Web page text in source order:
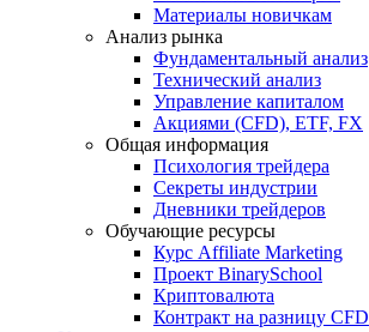
Материалы новичкам
Анализ рынка
Фундаментальный анализ
Технический анализ
Управление капиталом
Акциями (CFD), ETF, FX
Общая информация
Психология трейдера
Секреты индустрии
Дневники трейдеров
Обучающие ресурсы
Курс Affiliate Marketing
Проект BinarySchool
Криптовалюта
Контракт на разницу CFD